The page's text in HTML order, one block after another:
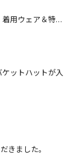
用ウェア＆特別
ZIXIZ
ットハットが入
きました。